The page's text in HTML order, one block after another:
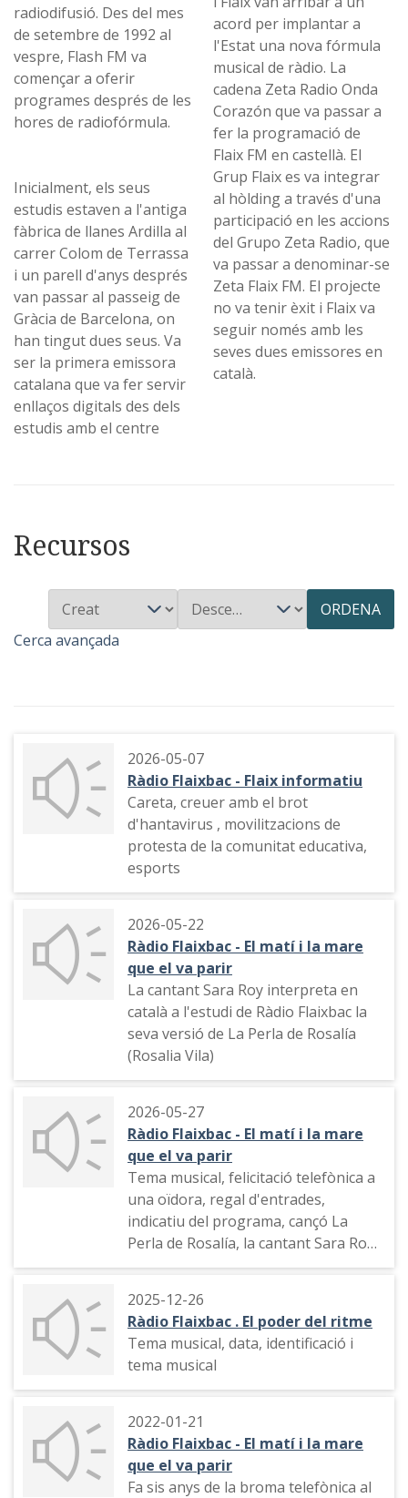
radiodifusió. Des del mes
de setembre de 1992 al
vespre, Flash FM va
començar a oferir
programes després de les
hores de radiofórmula.
Inicialment, els seus
estudis estaven a l'antiga
fàbrica de llanes Ardilla al
carrer Colom de Terrassa
i un parell d'anys després
van passar al passeig de
Gràcia de Barcelona, on
han tingut dues seus. Va
ser la primera emissora
catalana que va fer servir
enllaços digitals des dels
estudis amb el centre
acord per implantar a
l'Estat una nova fórmula
musical de ràdio. La
cadena Zeta Radio Onda
Corazón que va passar a
fer la programació de
Flaix FM en castellà. El
Grup Flaix es va integrar
al hòlding a través d'una
participació en les accions
del Grupo Zeta Radio, que
va passar a denominar-se
Zeta Flaix FM. El projecte
no va tenir èxit i Flaix va
seguir només amb les
seves dues emissores en
català.
Recursos
ORDENA
Cerca avançada
2026-05-07
Ràdio Flaixbac - Flaix informatiu
Careta, creuer amb el brot
d'hantavirus , movilitzacions de
protesta de la comunitat educativa,
esports
2026-05-22
Ràdio Flaixbac - El matí i la mare
que el va parir
La cantant Sara Roy interpreta en
català a l'estudi de Ràdio Flaixbac la
seva versió de La Perla de Rosalía
(Rosalia Vila)
2026-05-27
Ràdio Flaixbac - El matí i la mare
que el va parir
Tema musical, felicitació telefònica a
una oïdora, regal d'entrades,
indicatiu del programa, cançó La
Perla de Rosalía, la cantant Sara Roy
interpreta en català a l'estudi de
Perla, el temps, trucada a un oïdor, la
pilota del mundial de futbol de 2026
2025-12-26
Ràdio Flaixbac . El poder del ritme
Tema musical, data, identificació i
tema musical
2022-01-21
Ràdio Flaixbac - El matí i la mare
que el va parir
Fa sis anys de la broma telefònica al